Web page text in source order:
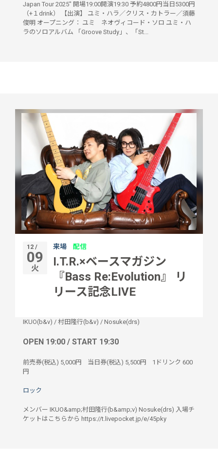
Japan Tour 2025" 開場19:00開演19:30 予約4800円当日5300円
（+１drink） 【出演】 ユミ・ハラ／クリス・カトラー／須藤
俊明 オープニング： ユミ ネオヴィコード・ソロ ユミ・ハ
ラのソロアルバム 「Groove Study」、「St...
12 /
09
火
来場 配信
I.T.R.×ベースマガジン
『Bass Re:Evolution』 リ
リース記念LIVE
IKUO(b&v) / 村田隆行(b&v) / Nosuke(drs)
OPEN 19:00 / START 19:30
前売券(税込) 5,000円 当日券(税込) 5,500円 1ドリンク 600
円
ロック
メンバー IKUO&amp;村田隆行(b&amp;v) Nosuke(drs) 入場チ
ケットはこちらから https://t.livepocket.jp/e/45pky